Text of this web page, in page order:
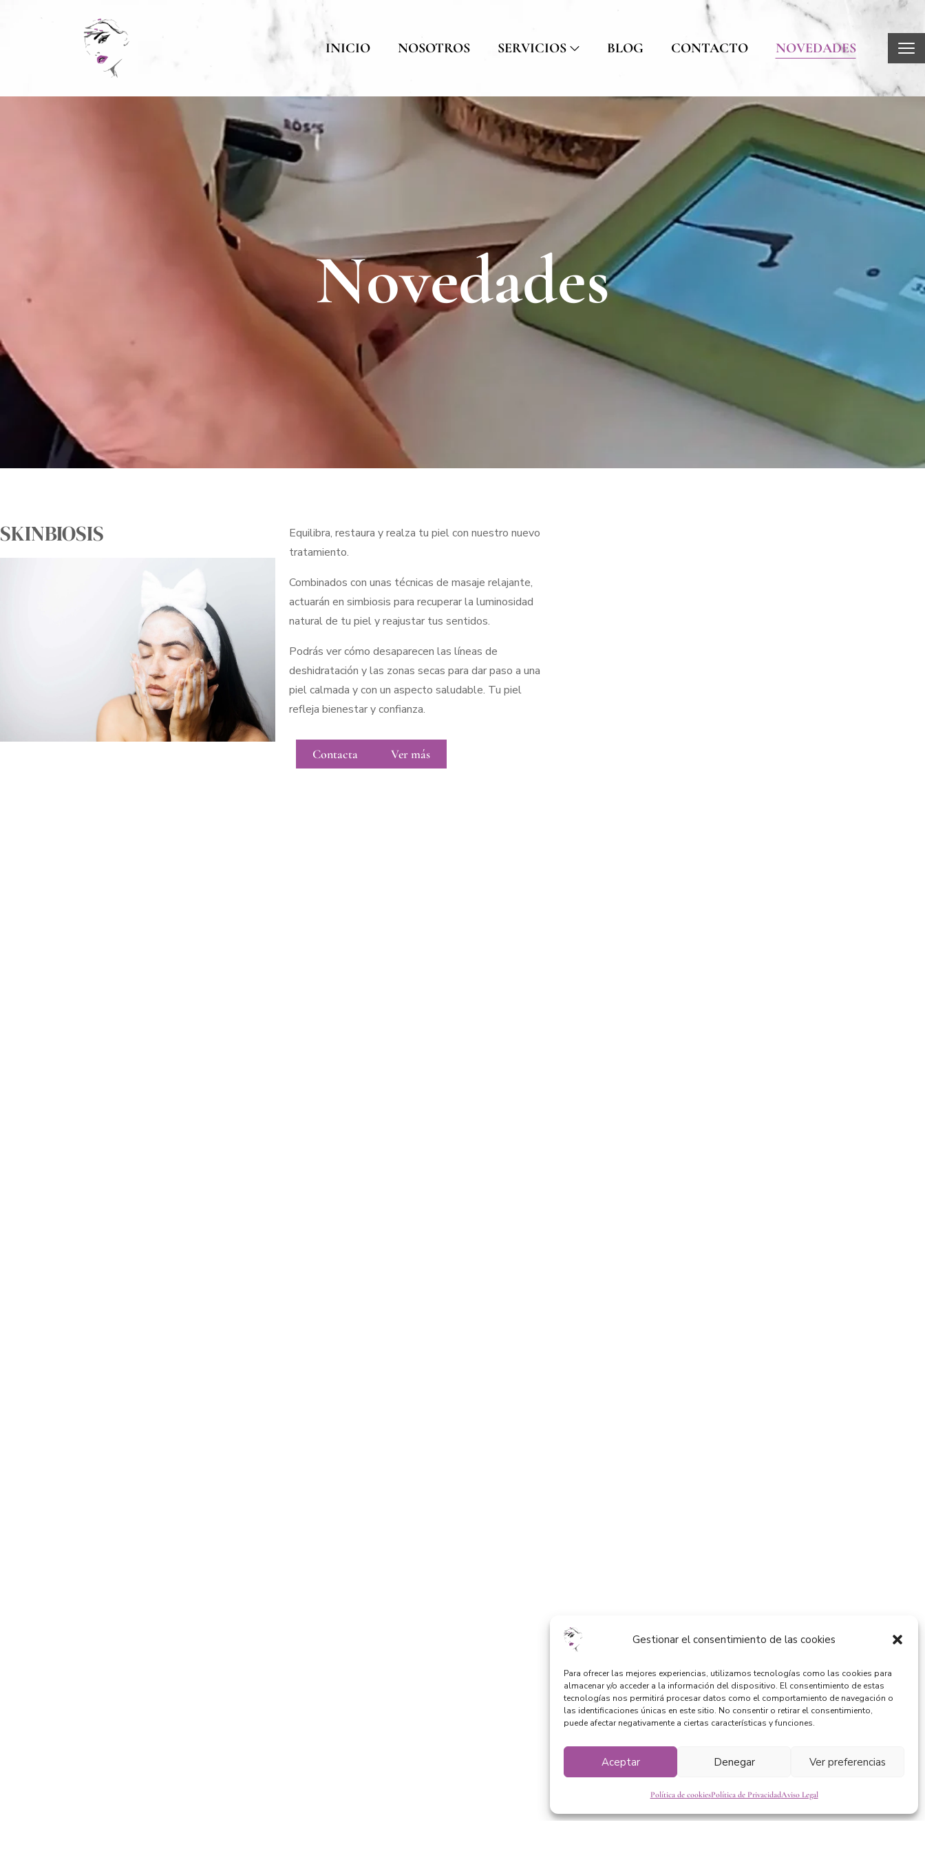
Gestionar el consentimiento de las cookies
Para ofrecer las mejores experiencias, utilizamos tecnologías como las cookies para
almacenar y/o acceder a la información del dispositivo. El consentimiento de estas
tecnologías nos permitirá procesar datos como el comportamiento de navegación o
las identificaciones únicas en este sitio. No consentir o retirar el consentimiento,
puede afectar negativamente a ciertas características y funciones.
Aceptar Denegar Ver preferencias
Política de cookiesPolítica de PrivacidadAviso Legal
INICIO NOSOTROS SERVICIOS BLOG CONTACTO NOVEDADES
Novedades
SKINBIOSIS
Equilibra, restaura y realza tu piel con nuestro nuevo
tratamiento.
Combinados con unas técnicas de masaje relajante,
actuarán en simbiosis para recuperar la luminosidad
natural de tu piel y reajustar tus sentidos. ​
Podrás ver cómo desaparecen las líneas de
deshidratación y las zonas secas para dar paso a una
piel calmada y con un aspecto saludable. Tu piel
refleja bienestar y confianza.​
Contacta Ver más